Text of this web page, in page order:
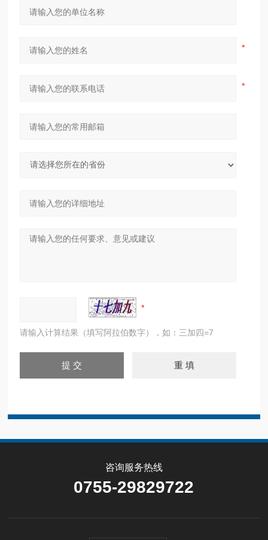
请输入计算结果（填写阿拉伯数字），如：三加四=7
咨询服务热线
0755-29829722